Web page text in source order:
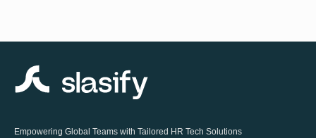
Empowering Global Teams with Tailored HR Tech Solutions